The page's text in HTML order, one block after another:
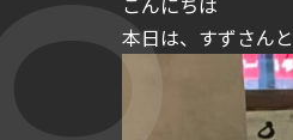
本日は、すずさんと